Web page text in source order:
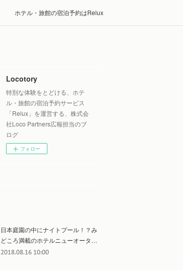
ホテル・旅館の宿泊予約はRelux
Locotory
特別な体験をとどける、ホテ
ル・旅館の宿泊予約サービス
「Relux」を運営する、株式会
社Loco Partners広報担当のブ
ログ
フォロー
日本庭園の中にナイトプール！？み
どころ満載のホテルニューオータ…
2018.08.16 10:00